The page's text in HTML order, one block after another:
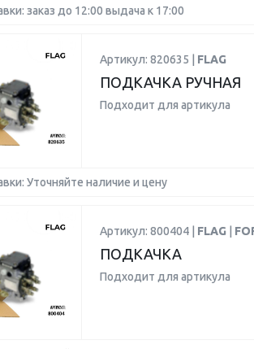
заказ до 12:00 выдача к 17:00
Артикул: 820635 | FLAG
ПОДКАЧКА РУЧНАЯ
Подходит для артикула
Уточняйте наличие и цену
Артикул: 800404 | FLAG
ПОДКАЧКА
Подходит для артикула